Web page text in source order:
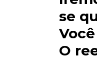
se
O